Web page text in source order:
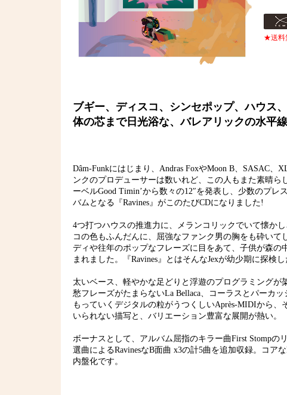
★送料
ブギー、ディスコ、シンセポップ、ハウス
体の芯まで日光浴な、バレアリックの水平
Dâm-Funkにはじまり、Andras FoxやMoon B、SASAC
ンクのプロデューサーは数いれど、この人もまた素晴ら
ーベルGood Timin’から数々の12″を発表し、少数のプ
バムとなる『Ravines』がこのたびCDになりました!
4つ打つハウスの推進力に、メランコリックでいて懐か
コの色もふんだんに、屈強なファンク男の胸をも砕い
ディや往年のポップなフレーズに目をあて、子供が森
まれました。『Ravines』とはそんなJexが幼少期に探検
太いベース、軽やかな足どりと浮遊のプログラミングが
愁フレーズがたまらないLa Bellaca、コーラスとパーカ
もっていくデジタルの粒がうつくしいAprès-MIDIから、
いられない描写と、バリエーション豊富な展開が熱い。
ボーナスとして、アルバム屈指のキラー曲First Stompの
選曲によるRavinesなB面曲 x3の計5曲を追加収録。コア
内盤化です。